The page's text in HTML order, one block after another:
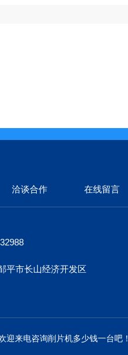
洽谈合作 在线留言
平市长山经济开发区
来电咨询削片机多少钱一台吧！